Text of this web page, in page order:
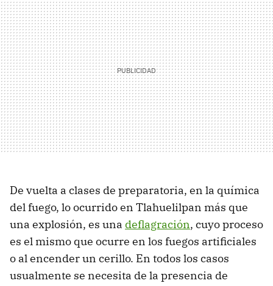
De vuelta a clases de preparatoria, en la química
del fuego, lo ocurrido en Tlahuelilpan más que
una explosión, es una deflagración, cuyo proceso
es el mismo que ocurre en los fuegos artificiales
o al encender un cerillo. En todos los casos
usualmente se necesita de la presencia de